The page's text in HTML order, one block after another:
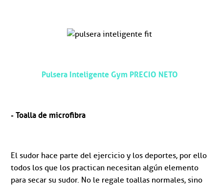
Pulsera Inteligente Gym PRECIO NETO
- Toalla de microfibra
El sudor hace parte del ejercicio y los deportes, por ello
todos los que los practican necesitan algún elemento
para secar su sudor. No le regale toallas normales, sino